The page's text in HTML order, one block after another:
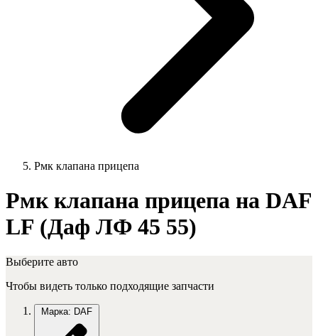
Рмк клапана прицепа
Рмк клапана прицепа на DAF
LF (Даф ЛФ 45 55)
Выберите авто
Чтобы видеть только подходящие запчасти
Марка: DAF